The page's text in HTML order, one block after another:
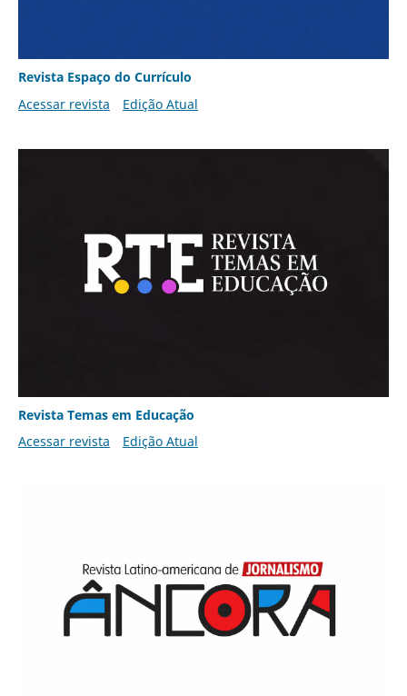
Revista Espaço do Currículo
Acessar revista
Edição Atual
Revista Temas em Educação
Acessar revista
Edição Atual